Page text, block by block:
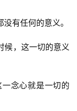
有任何的意义。
候，这一切的意义
念心就是一切的